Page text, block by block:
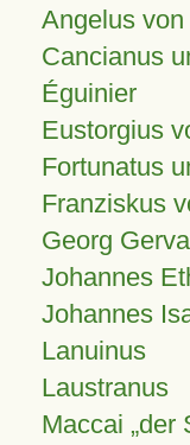
Angelus
Cancianus
Éguinier
Eustorgius
Fortunatus
Franziskus
Georg
Johannes
Johannes
Lanuinus
Laustranus
Maccai „der